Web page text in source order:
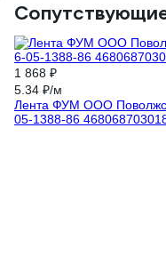
1 868 ₽
5.34 ₽/м
Лента ФУМ ООО
05-1388-86